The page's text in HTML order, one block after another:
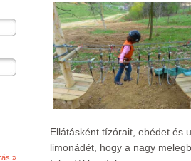
Ellátásként tízórait, ebédet és
limonádét, hogy a nagy